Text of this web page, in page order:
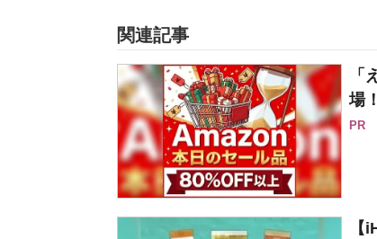
関連記事
場
PR